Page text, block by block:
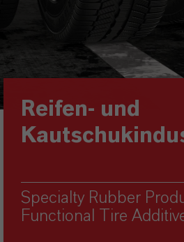
Reifen- und
Specialty Rubber
Functional Tire